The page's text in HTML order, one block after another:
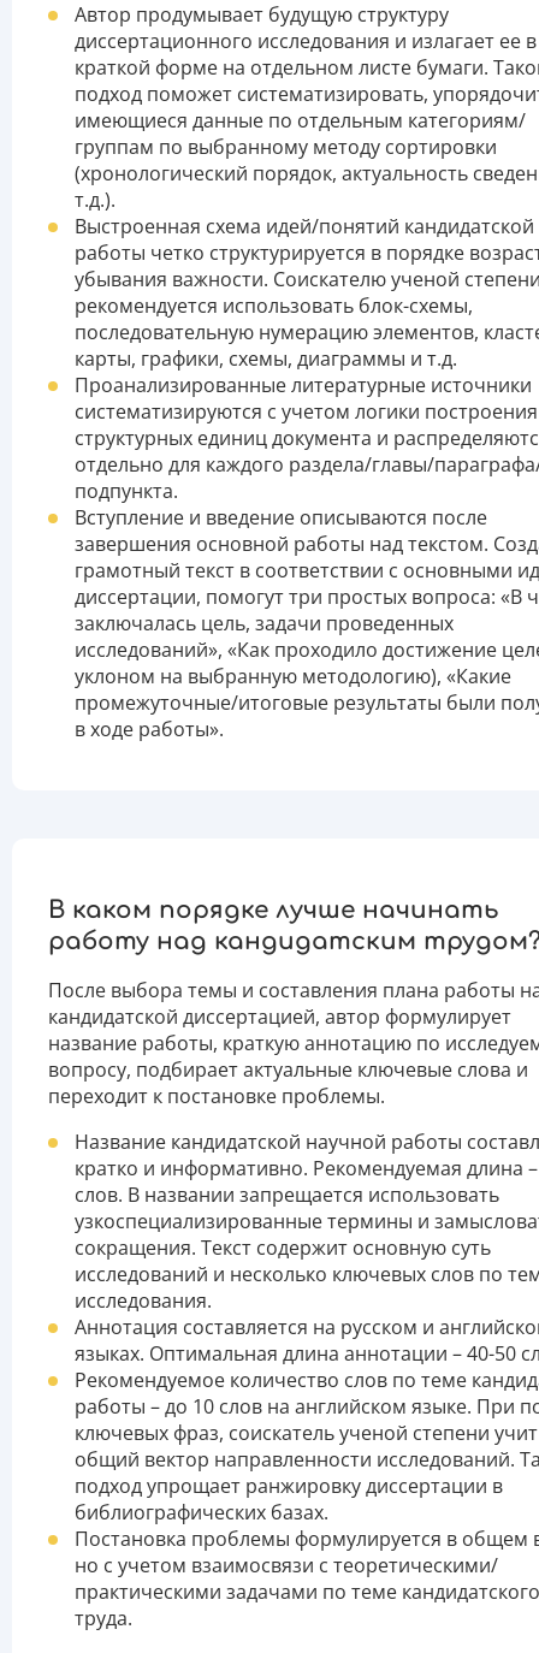
Автор продумывает будущую структуру
диссертационного исследования и излагает ее в
краткой форме на отдельном листе бумаги.
подход поможет систематизировать,
имеющиеся данные по отдельным категориям/
группам по выбранному методу сортировки
(хронологический порядок, актуальность
т.д.).
Выстроенная схема идей/понятий кандидатской
работы четко структурируется в порядке
убывания важности. Соискателю ученой
рекомендуется использовать блок-схемы,
последовательную нумерацию элементов,
карты, графики, схемы, диаграммы и т.д.
Проанализированные литературные источники
систематизируются с учетом логики построения
структурных единиц документа и
отдельно для каждого раздела/главы/
подпункта.
Вступление и введение описываются после
завершения основной работы над текстом.
грамотный текст в соответствии с основными
диссертации, помогут три простых вопроса: «В
заключалась цель, задачи проведенных
исследований», «Как проходило достижение
уклоном на выбранную методологию), «Какие
промежуточные/итоговые результаты были
в ходе работы».
В каком порядке лучше начинать
работу над кандидатским
После выбора темы и составления плана работы
кандидатской диссертацией, автор формулирует
название работы, краткую аннотацию по
вопросу, подбирает актуальные ключевые слова и
переходит к постановке проблемы.
Название кандидатской научной работы
кратко и информативно. Рекомендуемая длина
слов. В названии запрещается использовать
узкоспециализированные термины и
сокращения. Текст содержит основную суть
исследований и несколько ключевых слов по
исследования.
Аннотация составляется на русском и
языках. Оптимальная длина аннотации – 40-50
Рекомендуемое количество слов по теме
работы – до 10 слов на английском языке. При
ключевых фраз, соискатель ученой степени
общий вектор направленности исследований.
подход упрощает ранжировку диссертации в
библиографических базах.
Постановка проблемы формулируется в общем
но с учетом взаимосвязи с теоретическими/
практическими задачами по теме кандидатского
труда.